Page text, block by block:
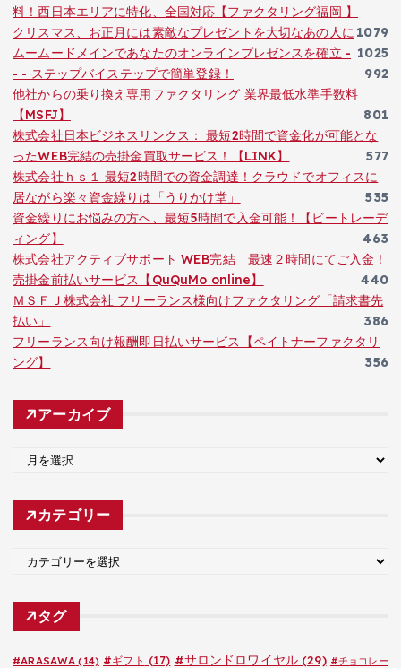
料！西日本エリアに特化、全国対応【ファクタリング福岡 】
1079
クリスマス、お正月には素敵なプレゼントを大切なあの人に
1025
ムームードメインであなたのオンラインプレゼンスを確立 -
- - ステップバイステップで簡単登録！
992
他社からの乗り換え専用ファクタリング 業界最低水準手数料
【MSFJ】
801
株式会社日本ビジネスリンクス： 最短2時間で資金化が可能とな
ったWEB完結の売掛金買取サービス！【LINK】
577
株式会社ｈｓ１ 最短2時間での資金調達！クラウドでオフィスに
居ながら楽々資金繰りは「うりかけ堂」
535
資金繰りにお悩みの方へ、最短5時間で入金可能！【ビートレーデ
ィング】
463
株式会社アクティブサポート WEB完結 最速２時間にてご入金！
売掛金前払いサービス【QuQuMo online】
440
ＭＳＦＪ株式会社 フリーランス様向けファクタリング「請求書先
払い」
386
フリーランス向け報酬即日払いサービス【ペイトナーファクタリ
ング】
356
アーカイブ
カ
カテゴリー
ゴ
タグ
#ARASAWA (14) #ギフト (17) #サロンドロワイヤル(29) #チョコレー